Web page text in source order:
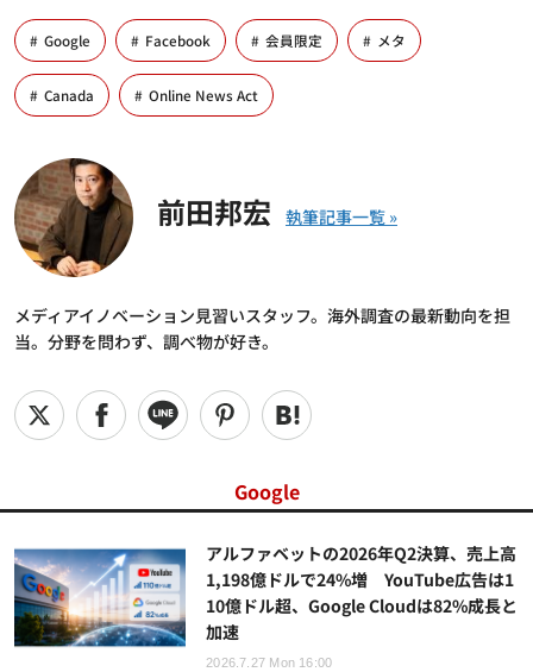
Google Facebook 会員限定 メタ
Canada Online News Act
前田邦宏
メディアイノベーション見習いスタッフ。海外調査の最新動向を担
当。分野を問わず、調べ物が好き。
Google
アルファベットの2026年Q2決算、売上高
1,198億ドルで24%増 YouTube広告は1
10億ドル超、Google Cloudは82%成長と
加速
2026.7.27 Mon 16:00